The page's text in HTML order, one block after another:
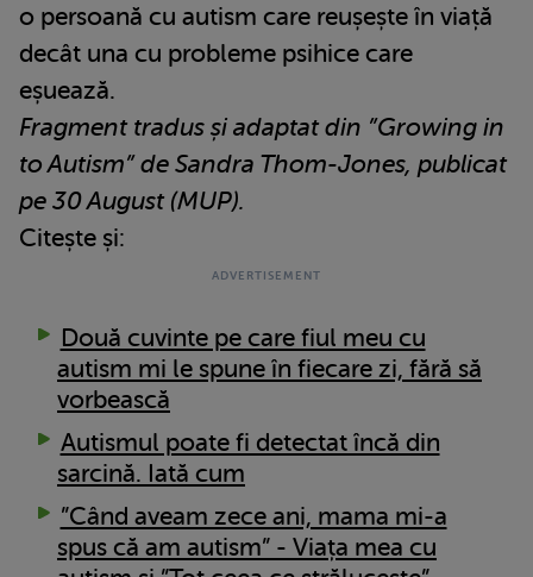
o persoană cu autism care reușește în viață
decât una cu probleme psihice care
eșuează.
Fragment tradus și adaptat din ”Growing in
to Autism” de Sandra Thom-Jones, publicat
pe 30 August (MUP).
Citește și:
Două cuvinte pe care fiul meu cu
autism mi le spune în fiecare zi, fără să
vorbească
Autismul poate fi detectat încă din
sarcină. Iată cum
”Când aveam zece ani, mama mi-a
spus că am autism” - Viața mea cu